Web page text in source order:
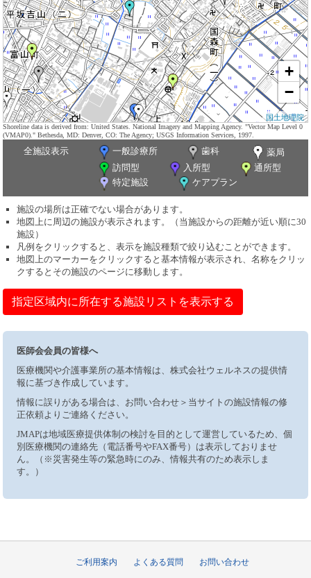
+
−
国土地理院
Shoreline data is derived from: United States. National Imagery and Mapping Agency. "Vector Map Level 0
(VMAP0)." Bethesda, MD: Denver, CO: The Agency; USGS Information Services, 1997.
全施設表示 一般診療所 歯科
薬局
訪問型
入所型
通所型
特定施設
ケアプラン
施設の場所は正確でない場合があります。
地図上に周辺の施設が表示されます。（当施設からの距離が近い順に30
施設）
凡例をクリックすると、表示を施設種類で絞り込むことができます。
地図上のマーカーをクリックすると基本情報が表示され、名称をクリッ
クするとその施設のページに移動します。
指定区域内に所在する施設リストを表示する
医師会会員の皆様へ
医療機関や介護事業所の基本情報は、株式会社ウェルネスの提供情
報に基づき作成しています。
情報に誤りがある場合は、お問い合わせ＞当サイトの施設情報の修
正依頼よりご連絡ください。
JMAPは地域医療提供体制の検討を目的として運営しているため、個
別医療機関の連絡先（電話番号やFAX番号）は表示しておりませ
ん。（※災害発生等の緊急時にのみ、情報共有のため表示しま
す。）
ご利用案内 よくある質問 お問い合わせ